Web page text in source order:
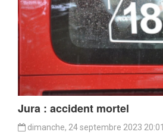
Jura : accident mortel
dimanche, 24 septembre 2023 20:01